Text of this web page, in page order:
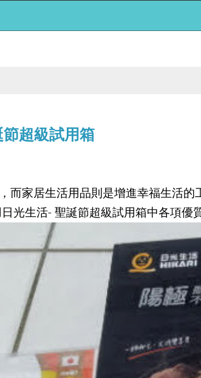
超級試用箱
而家居生活用品則是增進幸福生活的
光生活- 聖誕節超級試用箱中各項優